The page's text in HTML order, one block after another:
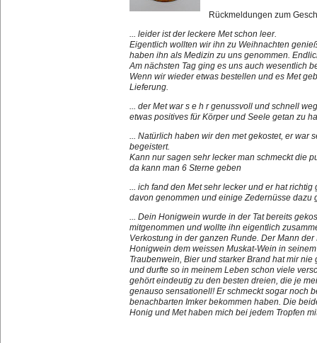
Rückmeldungen zum
... leider ist der leckere Met schon leer.
Eigentlich wollten wir ihn zu Weihnachten
haben ihn als Medizin zu uns genommen.
Am nächsten Tag ging es uns auch wesentlich
Wenn wir wieder etwas bestellen und es Met
Lieferung.
... der Met war s e h r genussvoll und schnell
etwas positives für Körper und Seele getan zu
... Natürlich haben wir den met gekostet, er war
begeistert.
Kann nur sagen sehr lecker man schmeckt die
da kann man 6 Sterne geben
... ich fand den Met sehr lecker und er hat
davon genommen und einige Zedernüsse dazu
... Dein Honigwein wurde in der Tat bereits
mitgenommen und wollte ihn eigentlich
Verkostung in der ganzen Runde. Der Mann
Honigwein dem weissen Muskat-Wein in
Traubenwein, Bier und starker Brand hat mir
und durfte so in meinem Leben schon viele
gehört eindeutig zu den besten dreien, die je
genauso sensationell! Er schmeckt sogar noch
benachbarten Imker bekommen haben. Die
Honig und Met haben mich bei jedem Tropfen